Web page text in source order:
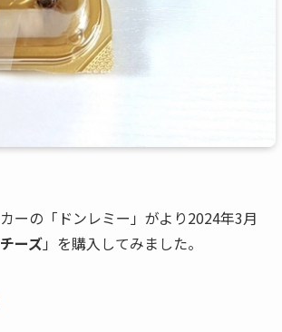
ーの「ドンレミー」がより2024年3月
ーズ」を購入してみました。